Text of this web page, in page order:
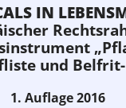
IN
und
1. Auflage 2016